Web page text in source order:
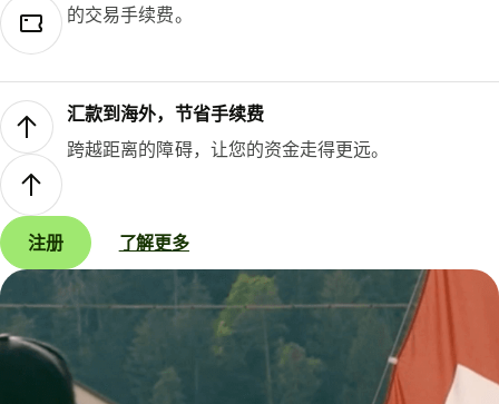
的交易手续费。
汇款到海外，节省手续费
跨越距离的障碍，让您的资金走得更远。
注册 了解更多